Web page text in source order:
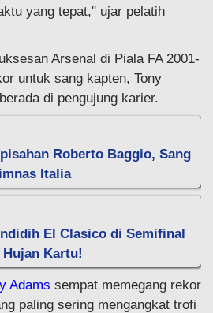
yang tepat," ujar pelatih
Arsenal di Piala FA 2001-
untuk sang kapten, Tony
di pengujung karier.
Roberto Baggio, Sang
Italia
El Clasico di Semifinal
Kartu!
Adams sempat memegang rekor
paling sering mengangkat trofi